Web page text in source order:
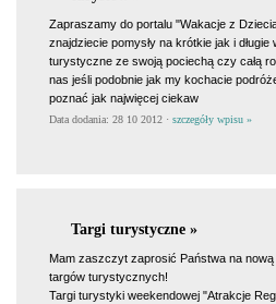
Zapraszamy do portalu "Wakacje z
znajdziecie pomysły na krótkie jak i długie
turystyczne ze swoją pociechą czy całą
nas jeśli podobnie jak my kochacie
poznać jak najwięcej ciekaw
Data dodania: 28 10 2012 · szczegóły wpisu »
Targi turystyczne »
Mam zaszczyt zaprosić Państwa na
targów turystycznych!
Targi turystyki weekendowej "Atrakcje